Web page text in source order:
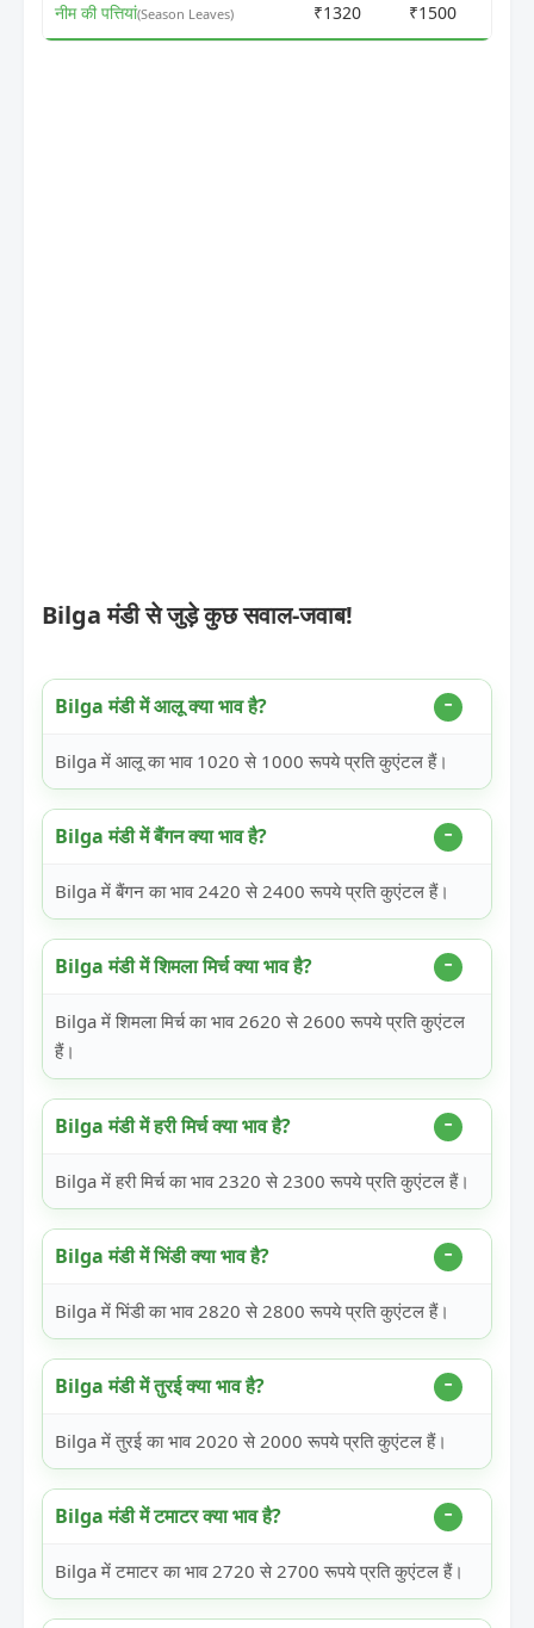
नीम की पत्तियां(Season Leaves) ₹1320 ₹1500
Bilga मंडी से जुड़े कुछ सवाल-जवाब!
Bilga मंडी में आलू क्या भाव है?
Bilga में आलू का भाव 1020 से 1000 रूपये प्रति कुएंटल हैं।
Bilga मंडी में बैंगन क्या भाव है?
Bilga में बैंगन का भाव 2420 से 2400 रूपये प्रति कुएंटल हैं।
Bilga मंडी में शिमला मिर्च क्या भाव है?
Bilga में शिमला मिर्च का भाव 2620 से 2600 रूपये प्रति कुएंटल
हैं।
Bilga मंडी में हरी मिर्च क्या भाव है?
Bilga में हरी मिर्च का भाव 2320 से 2300 रूपये प्रति कुएंटल हैं।
Bilga मंडी में भिंडी क्या भाव है?
Bilga में भिंडी का भाव 2820 से 2800 रूपये प्रति कुएंटल हैं।
Bilga मंडी में तुरई क्या भाव है?
Bilga में तुरई का भाव 2020 से 2000 रूपये प्रति कुएंटल हैं।
Bilga मंडी में टमाटर क्या भाव है?
Bilga में टमाटर का भाव 2720 से 2700 रूपये प्रति कुएंटल हैं।